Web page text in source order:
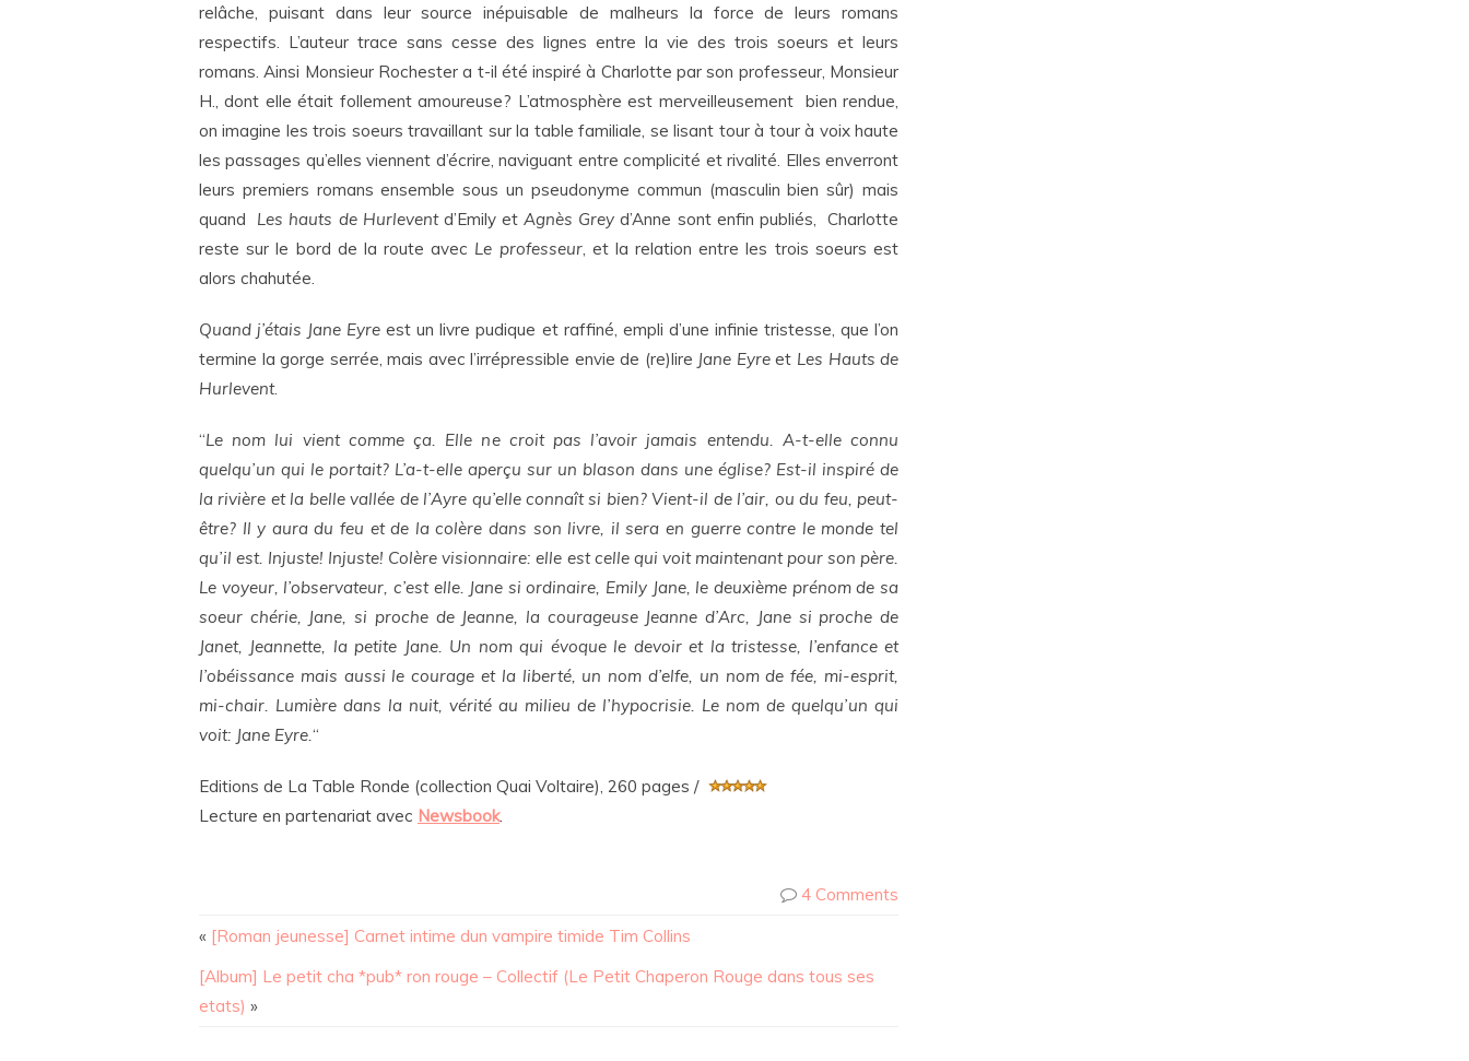
relâche, puisant dans leur source inépuisable de malheurs la force de leurs romans
respectifs. L’auteur trace sans cesse des lignes entre la vie des trois soeurs et leurs
romans. Ainsi Monsieur Rochester a t-il été inspiré à Charlotte par son professeur, Monsieur
H., dont elle était follement amoureuse? L’atmosphère est merveilleusement bien rendue,
on imagine les trois soeurs travaillant sur la table familiale, se lisant tour à tour à voix haute
les passages qu’elles viennent d’écrire, naviguant entre complicité et rivalité. Elles enverront
leurs premiers romans ensemble sous un pseudonyme commun (masculin bien sûr) mais
quand Les hauts de Hurleventd’Emily etAgnès Greyd’Anne sont enfin publiés, Charlotte
reste sur le bord de la route avec Le professeur, et la relation entre les trois soeurs est
alors chahutée.
Quand j’étais Jane Eyre est un livre pudique et raffiné, empli d’une infinie tristesse, que l’on
termine la gorge serrée, mais avec l’irrépressible envie de (re)lire Jane Eyreet Les Hauts de
Hurlevent.
“Le nom lui vient comme ça. Elle ne croit pas l’avoir jamais entendu. A-t-elle connu
quelqu’un qui le portait? L’a-t-elle aperçu sur un blason dans une église? Est-il inspiré de
la rivière et la belle vallée de l’Ayre qu’elle connaît si bien? Vient-il de l’air, ou du feu, peut-
être? Il y aura du feu et de la colère dans son livre, il sera en guerre contre le monde tel
qu’il est. Injuste! Injuste! Colère visionnaire: elle est celle qui voit maintenant pour son père.
Le voyeur, l’observateur, c’est elle. Jane si ordinaire, Emily Jane, le deuxième prénom de sa
soeur chérie, Jane, si proche de Jeanne, la courageuse Jeanne d’Arc, Jane si proche de
Janet, Jeannette, la petite Jane. Un nom qui évoque le devoir et la tristesse, l’enfance et
l’obéissance mais aussi le courage et la liberté, un nom d’elfe, un nom de fée, mi-esprit,
mi-chair. Lumière dans la nuit, vérité au milieu de l’hypocrisie. Le nom de quelqu’un qui
voit: Jane Eyre.“
Editions de La Table Ronde (collection Quai Voltaire), 260 pages /
Lecture en partenariat avec Newsbook.
4 Comments
« [Roman jeunesse] Carnet intime dun vampire timide Tim Collins
[Album] Le petit cha *pub* ron rouge – Collectif (Le Petit Chaperon Rouge dans tous ses
etats) »